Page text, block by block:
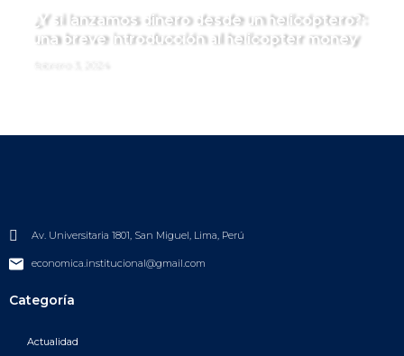
¿Y si lanzamos dinero desde un helicóptero?:
una breve introducción al helicopter money
Av. Universitaria 1801, San Miguel, Lima, Perú
economica.institucional@gmail.com
Categoría
Actualidad